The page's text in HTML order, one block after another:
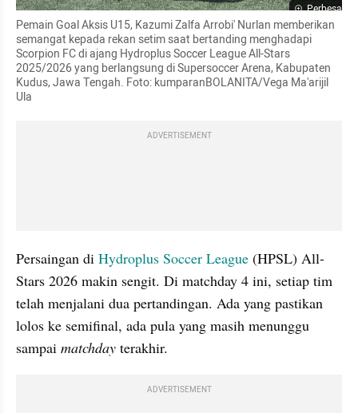
Perbesar
Pemain Goal Aksis U15, Kazumi Zalfa Arrobi' Nurlan memberikan
semangat kepada rekan setim saat bertanding menghadapi
Scorpion FC di ajang Hydroplus Soccer League All-Stars
2025/2026 yang berlangsung di Supersoccer Arena, Kabupaten
Kudus, Jawa Tengah. Foto: kumparanBOLANITA/Vega Ma'arijil
Ula
ADVERTISEMENT
Persaingan di Hydroplus Soccer League (HPSL) All-
Stars 2026 makin sengit. Di matchday 4 ini, setiap tim
telah menjalani dua pertandingan. Ada yang pastikan
lolos ke semifinal, ada pula yang masih menunggu
sampai matchday terakhir.
ADVERTISEMENT